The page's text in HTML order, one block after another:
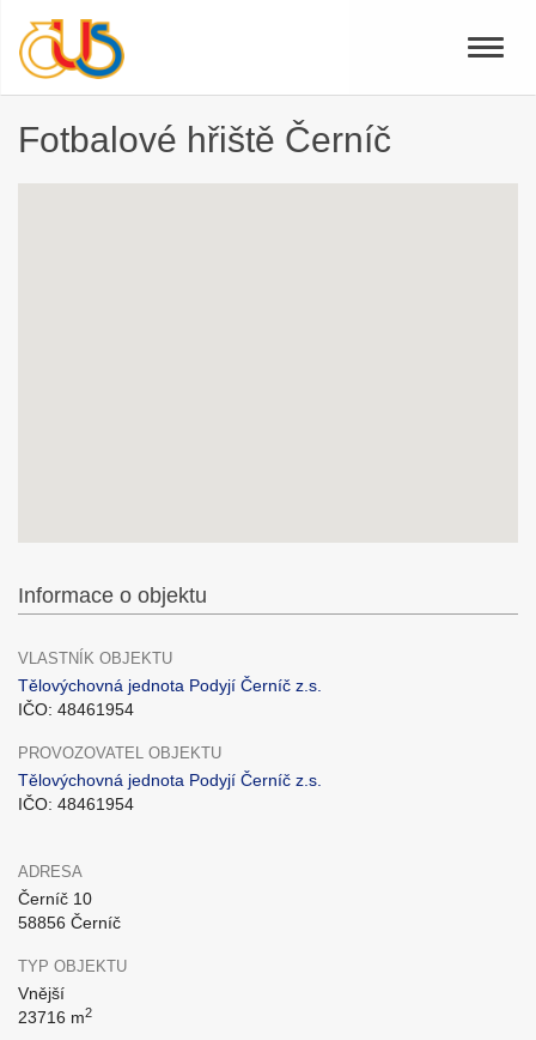
Toggle
Fotbalové hřiště Černíč
Informace o objektu
VLASTNÍK OBJEKTU
Tělovýchovná jednota Podyjí Černíč z.s.
IČO: 48461954
PROVOZOVATEL OBJEKTU
Tělovýchovná jednota Podyjí Černíč z.s.
IČO: 48461954
ADRESA
Černíč 10
58856 Černíč
TYP OBJEKTU
Vnější
23716 m2